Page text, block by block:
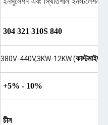
304 321 310S 840
380V-440V,3KW-12KW (কাস্টমাইজড
+5% - 10%
চীন